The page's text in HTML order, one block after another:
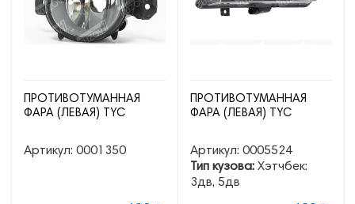
ПРОТИВОТУМАННАЯ
ФАРА (ЛЕВАЯ) TYC
Артикул: 0001350
ПРОТИВОТУМАННАЯ
ФАРА (ЛЕВАЯ) TYC
Артикул: 0005524
Тип кузова: Хэтчбек:
3дв, 5дв